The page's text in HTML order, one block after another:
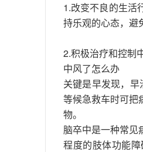
1.改变不良的生活
持乐观的心态，避
2.积极治疗和控制
中风了怎么办
关键是早发现，
等候急救车时可把
物。
脑卒中是一种常见
程度的肢体功能